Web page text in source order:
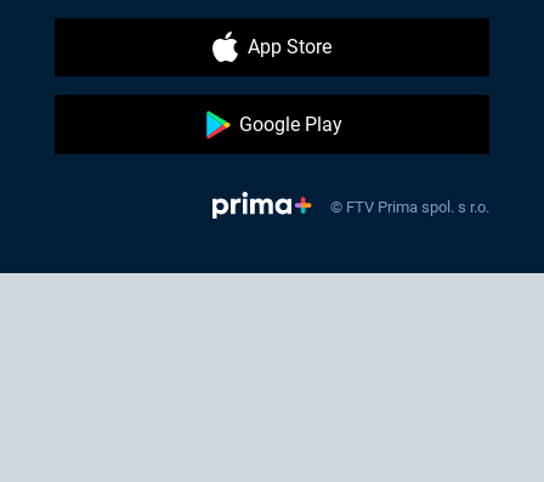
App Store
Google Play
© FTV Prima spol. s r.o.